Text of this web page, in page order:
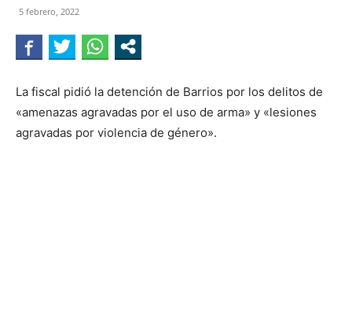
5 febrero, 2022
La fiscal pidió la detención de Barrios por los delitos de
«amenazas agravadas por el uso de arma» y «lesiones
agravadas por violencia de género».